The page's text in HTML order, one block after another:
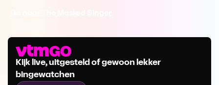
Kijk live, uitgesteld of gewoon lekker
bingewatchen